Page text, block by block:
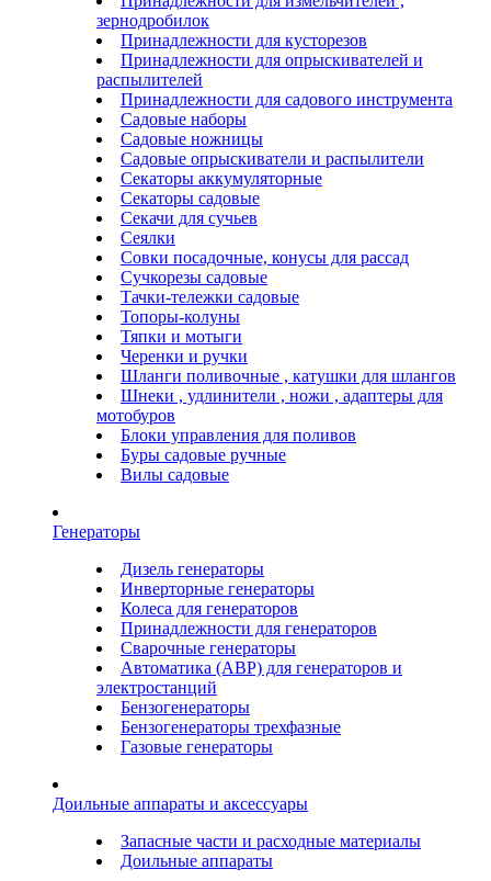
зернодробилок
Принадлежности для кусторезов
Принадлежности для опрыскивателей и
распылителей
Принадлежности для садового инструмента
Садовые наборы
Садовые ножницы
Садовые опрыскиватели и распылители
Секаторы аккумуляторные
Секаторы садовые
Секачи для сучьев
Сеялки
Совки посадочные, конусы для рассад
Сучкорезы садовые
Тачки-тележки садовые
Топоры-колуны
Тяпки и мотыги
Черенки и ручки
Шланги поливочные , катушки для шлангов
Шнеки , удлинители , ножи , адаптеры для
мотобуров
Блоки управления для поливов
Буры садовые ручные
Вилы садовые
Генераторы
Дизель генераторы
Инверторные генераторы
Колеса для генераторов
Принадлежности для генераторов
Сварочные генераторы
Автоматика (АВР) для генераторов и
электростанций
Бензогенераторы
Бензогенераторы трехфазные
Газовые генераторы
Доильные аппараты и аксессуары
Запасные части и расходные материалы
Доильные аппараты